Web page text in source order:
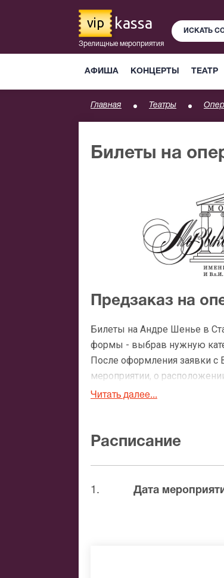
vip kassa
Зрелищные мероприятия
АФИША КОНЦЕРТЫ ТЕАТР
Главная Театры
Билеты на
Предзаказ на
Билеты на Андре Шенье в
формы - выбрав нужную
После оформления заявки с
мероприятии, о
После бронирования
доставка билетов
Вы можете с помощью:
Банковской картой
Читать далее...
Расписание
1. Дата